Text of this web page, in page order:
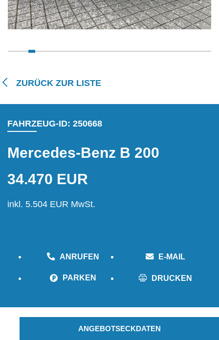
ZURÜCK ZUR LISTE
FAHRZEUG-ID: 250668
Mercedes-Benz B 200
34.470 EUR
inkl. 5.504 EUR MwSt.
ANRUFEN E-MAIL
PARKEN DRUCKEN
ANGEBOTSECKDATEN